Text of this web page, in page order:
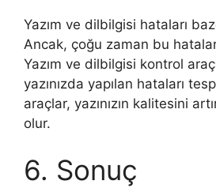
Yazım ve dilbilgisi hataları
Ancak, çoğu zaman bu
Yazım ve dilbilgisi kontrol
yazınızda yapılan hataları
araçlar, yazınızın kalitesini
olur.
6. Sonuç